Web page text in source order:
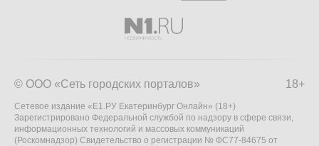
18+
© ООО «Сеть городских порталов»
Сетевое издание «Е1.РУ Екатеринбург Онлайн» (18+)
Зарегистрировано Федеральной службой по надзору в сфере связи,
информационных технологий и массовых коммуникаций
(Роскомнадзор) Свидетельство о регистрации № ФС77-84675 от